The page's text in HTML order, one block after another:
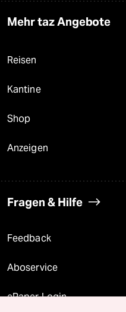
Mehr taz Angebote
Reisen
Kantine
Shop
Anzeigen
Fragen & Hilfe
Feedback
Aboservice
ePaper Login